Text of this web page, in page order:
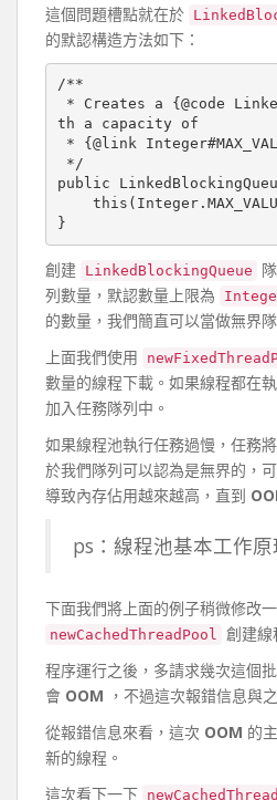
這個問題槽點就在於
的默認構造方法如下：
/**
th a capacity of
public
創建 LinkedBlockingQueue
列數量，默認數量上限為
的數量，我們簡直可以當做無界隊
上面我們使用
數量的線程下載。如果線程都在
加入任務隊列中。
如果線程池執行任務過慢，任務
於我們隊列可以認為是無界的，
導致內存佔用越來越高，直到
ps：線程池基本工作原
下面我們將上面的例子稍微修改
newCachedThreadPool
創建線
程序運行之後，多請求幾次這個
會 OOM ，不過這次報錯信息與
從報錯信息來看，這次 OOM 的
新的線程。
這次看下一下